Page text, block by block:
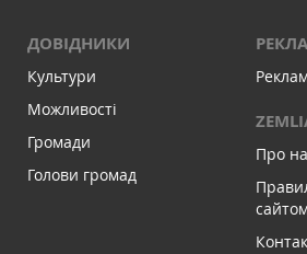
ДОВІДНИКИ
Культури
Можливості
Громади
Голови громад
Про
сайтом